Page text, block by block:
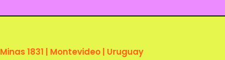
Minas 1831 | Montevideo | Uruguay